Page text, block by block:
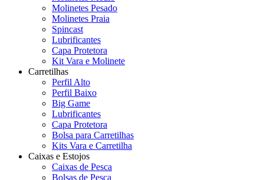
Molinetes Pesado
Molinetes Praia
Spincast
Lubrificantes
Capa Protetora
Kit Vara e Molinete
Carretilhas
Perfil Alto
Perfil Baixo
Big Game
Lubrificantes
Capa Protetora
Bolsa para Carretilhas
Kits Vara e Carretilha
Caixas e Estojos
Caixas de Pesca
Bolsas de Pesca